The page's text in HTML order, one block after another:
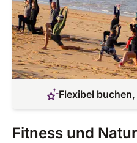
Flexibel
Fitness und